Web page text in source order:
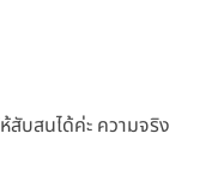
สับสนได้ค่ะ ความจริง